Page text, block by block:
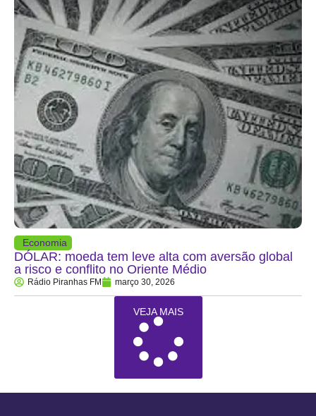
Economia
DÓLAR: moeda tem leve alta com aversão global
a risco e conflito no Oriente Médio
Rádio Piranhas FM março 30, 2026
VEJA MAIS